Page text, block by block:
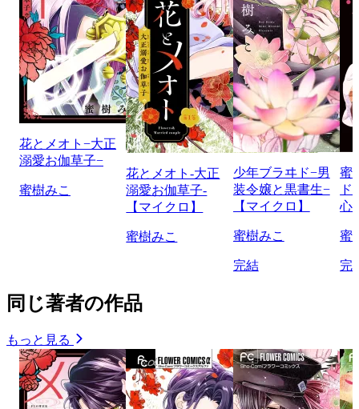
花とメオト−大正
溺愛お伽草子−
蜜樹みこ
花とメオト-大正
溺愛お伽草子-
【マイクロ】
蜜樹みこ
少年ブラヰド−男
装令嬢と黒書生−
【マイクロ】
蜜樹みこ
完結
蜜
心
蜜
完
同じ著者の作品
もっと見る